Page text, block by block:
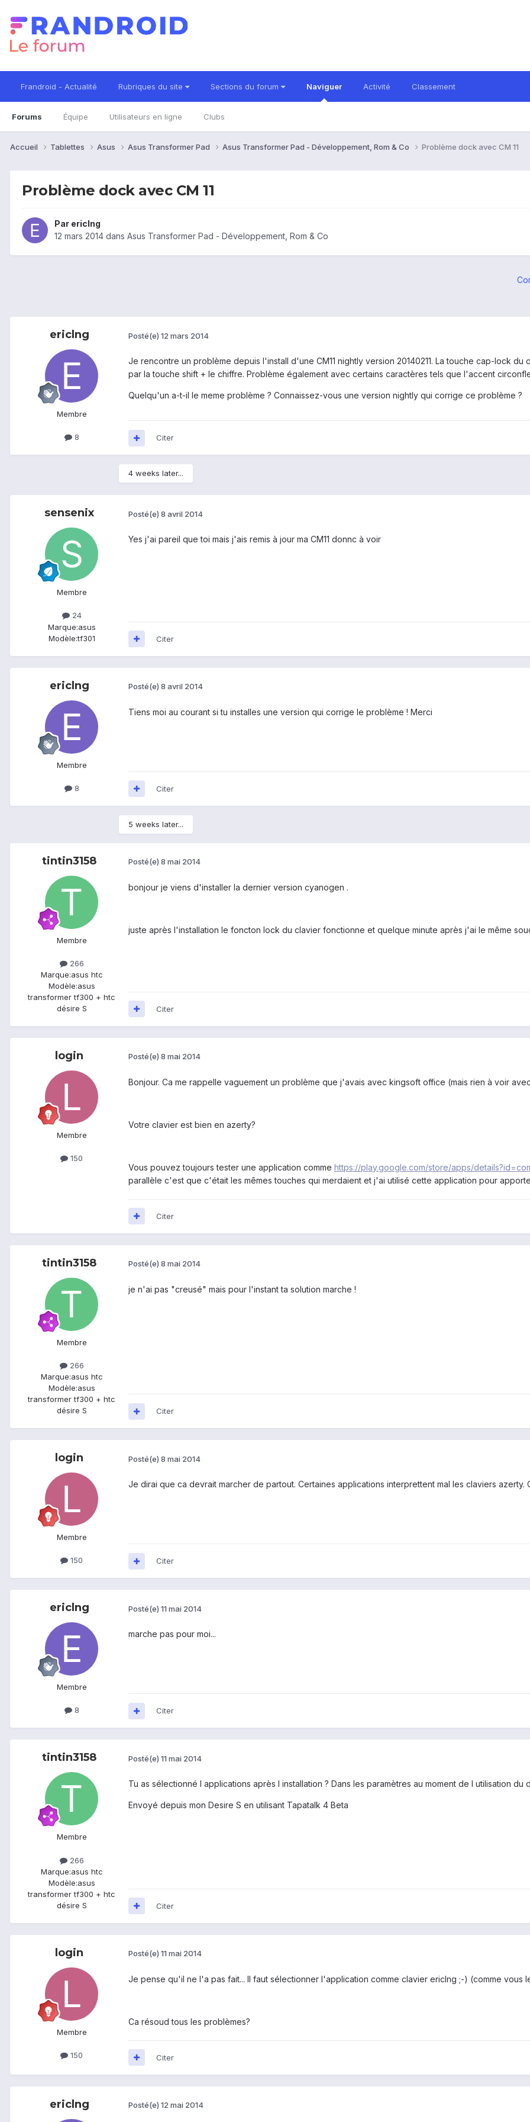
Frandroid - Actualité Rubriques du site Sections du forum Naviguer
Forums Équipe Utilisateurs en ligne Clubs
Activité Classement
Accueil Tablettes Asus Asus Transformer Pad Asus Transformer Pad - Développement, Rom & Co Problème dock avec CM 11
Problème dock avec CM 11
Par ericlng
12 mars 2014 dans Asus Transformer Pad - Développement, Rom & Co
ericlng
Membre
8
Posté(e) 12 mars 2014
Je rencontre un problème depuis l'install d'une CM11 nightly version 20140211. La touche cap-lock
par la touche shift + le chiffre. Problème également avec certains caractères tels que l'accent
Quelqu'un a-t-il le meme problème ? Connaissez-vous une version nightly qui corrige ce problème ?
Citer
4 weeks later...
sensenix
Membre
24
Marque:asus
Modèle:tf301
Posté(e) 8 avril 2014
Yes j'ai pareil que toi mais j'ais remis à jour ma CM11 donnc à voir
Citer
ericlng
Membre
8
Posté(e) 8 avril 2014
Tiens moi au courant si tu installes une version qui corrige le problème ! Merci
Citer
5 weeks later...
tintin3158
Membre
266
Marque:asus htc
Modèle:asus
transformer tf300 + htc
désire S
Posté(e) 8 mai 2014
bonjour je viens d'installer la dernier version cyanogen .
juste après l'installation le foncton lock du clavier fonctionne et quelque minute après j'ai le même
Citer
login
Membre
150
Posté(e) 8 mai 2014
Bonjour. Ca me rappelle vaguement un problème que j'avais avec kingsoft office (mais rien à voir
Votre clavier est bien en azerty?
Vous pouvez toujours tester une application comme https://play.google.com/store/apps/
parallèle c'est que c'était les mêmes touches qui merdaient et j'ai utilisé cette application pour
Citer
tintin3158
Membre
266
Marque:asus htc
Modèle:asus
transformer tf300 + htc
désire S
Posté(e) 8 mai 2014
je n'ai pas "creusé" mais pour l'instant ta solution marche !
Citer
login
Membre
150
Posté(e) 8 mai 2014
Je dirai que ca devrait marcher de partout. Certaines applications interprettent mal les claviers azerty.
Citer
ericlng
Membre
8
Posté(e) 11 mai 2014
marche pas pour moi...
Citer
tintin3158
Membre
266
Marque:asus htc
Modèle:asus
transformer tf300 + htc
désire S
Posté(e) 11 mai 2014
Tu as sélectionné l applications après l installation ? Dans les paramètres au moment de l utilisation du
Envoyé depuis mon Desire S en utilisant Tapatalk 4 Beta
Citer
login
Membre
150
Posté(e) 11 mai 2014
Je pense qu'il ne l'a pas fait... Il faut sélectionner l'application comme clavier ericlng ;-) (comme vous
Ca résoud tous les problèmes?
Citer
ericlng Posté(e) 12 mai 2014